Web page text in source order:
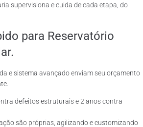
supervisiona e cuida de cada etapa, do
para Reservatório
e sistema avançado enviam seu orçamento
defeitos estruturais e 2 anos contra
são próprias, agilizando e customizando